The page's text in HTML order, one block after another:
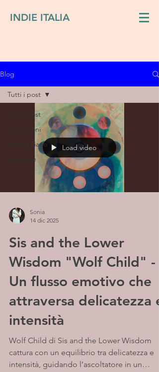
INDIE ITALIA
Blog
Tutti i post
Recensioni
Indie italiano
Interviste
Tutti i post
Load video
Sonia
14 dic 2025
Sis and the Lower
Wisdom "Wolf Child" -
Un flusso emotivo che
attraversa delicatezza e
intensità
Wolf Child di Sis and the Lower Wisdom
cattura con un equilibrio tra delicatezza e
intensità, guidando l’ascoltatore in un